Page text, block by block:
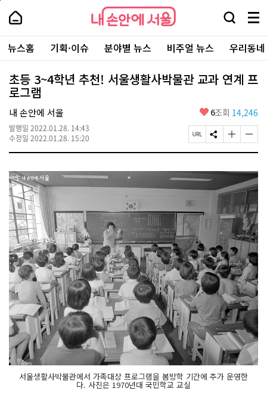
본
로
가
내
손
안
에
서
울
-
서
울
시
대
표
소
통
포
내
손
에
울
검
창
열
기
메
뉴
전
체
보
기
주
요
서
뉴스홈 기획·이슈 분야별 뉴스 비주얼 뉴스 우리동
초등 3~4학년 추천! 서울생활사박물관 교과 연계 프
로그램
내 손안에 서울
발행일 2022.01.28. 14:43
수정일 2022.01.28. 15:20
좋
요
6조회 14,246
페
이
U
R
L
사
S
N
공
하
기
글
자
기
게
변
경
하
기
글
자
기
작
게
경
하
기
서울생활사박물관에서 가족대상 프로그램을 봄방학 기간에 추가 운영한
다. 사진은 1970년대 국민학교 교실
페
상
단
로